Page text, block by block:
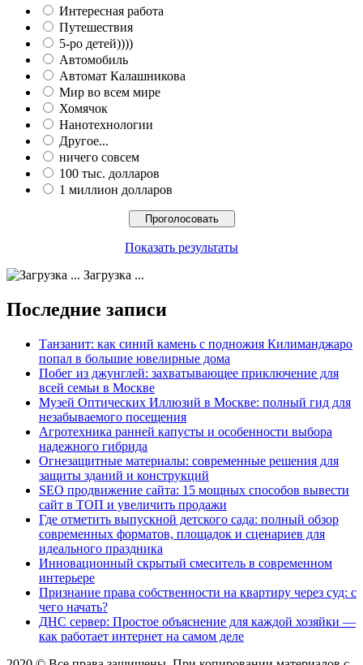
Интересная работа
Путешествия
5-ро детей))))
Автомобиль
Автомат Калашникова
Мир во всем мире
Хомячок
Нанотехнологии
Другое...
ничего совсем
100 тыс. долларов
1 миллион долларов
Показать результаты
Загрузка ...
Последние записи
Танзанит: как синий камень с подножия Килиманджаро
попал в большие ювелирные дома
Побег из джунглей: захватывающее приключение для
всей семьи в Москве
Музей Оптических Иллюзий в Москве: полный гид для
незабываемого посещения
Агротехника ранней капусты и особенности выбора
надежного гибрида
Огнезащитные материалы: современные решения для
защиты зданий и конструкций
SEO продвижение сайта: 15 мощных способов вывести
сайт в ТОП и увеличить продажи
Где отметить выпускной детского сада: полный обзор
современных форматов, площадок и сценариев для
идеального праздника
Инновационный скрытый смеситель в современном
интерьере
Признание права собственности на квартиру через суд: с
чего начать?
ДНС сервер: Простое объяснение для каждой хозяйки —
как работает интернет на самом деле